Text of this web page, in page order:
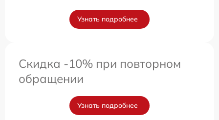
Узнать подробнее
Скидка -10% при повторном
обращении
Узнать подробнее